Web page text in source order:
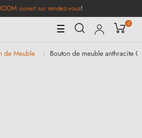
ouvert sur rendez-vous!
Basculer
la
navigation
☰ 0
de Meuble Bouton de meuble anthracite